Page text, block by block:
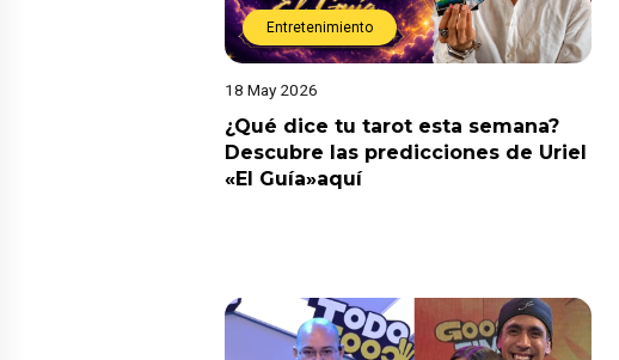
Entretenimiento
18 May 2026
¿Qué dice tu tarot esta semana?
Descubre las predicciones de Uriel
«El Guía»aquí